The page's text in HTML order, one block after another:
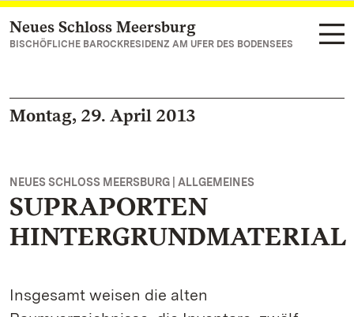
Zum Hauptinhalt springen
Neues Schloss Meersburg
BISCHÖFLICHE BAROCKRESIDENZ AM UFER DES BODENSEES
Montag, 29. April 2013
NEUES SCHLOSS MEERSBURG | ALLGEMEINES
SUPRAPORTEN
HINTERGRUNDMATERIAL
Insgesamt weisen die alten